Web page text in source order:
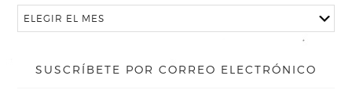
SUSCRÍBETE POR CORREO ELECTRÓNICO